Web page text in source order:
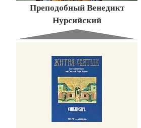
Преподобный Венедикт
Нурсийский